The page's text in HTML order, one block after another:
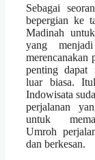
Sebagai
bepergian ke
Madinah
yang
merencanakan
penting dapat
luar biasa.
Indowisata
perjalanan
untuk
Umroh
dan berkesan.